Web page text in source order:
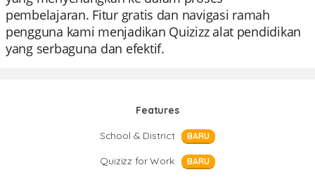
pembelajaran. Fitur gratis dan navigasi ramah
pengguna kami menjadikan Quizizz alat pendidikan
yang serbaguna dan efektif.
Features
School & District
BARU
Quizizz for Work BARU